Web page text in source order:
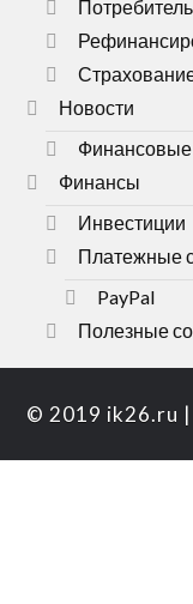
Новости
Финансовые
Финансы
Инвестиции
Платежные
PayPal
Полезные
© 2019 ik26.ru